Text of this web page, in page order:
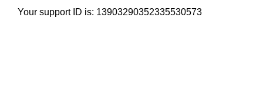
Your support ID is: 13903290352335530573